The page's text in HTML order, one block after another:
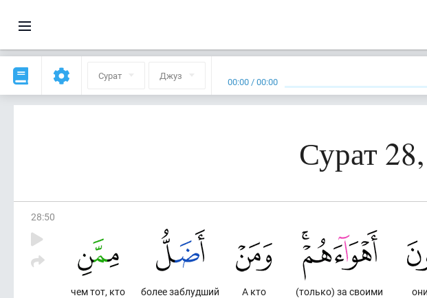
Сурат Джуз 00:00 /00:00
Сурат
28:50
(только) за своими
А кто
более заблудший
чем тот, кто